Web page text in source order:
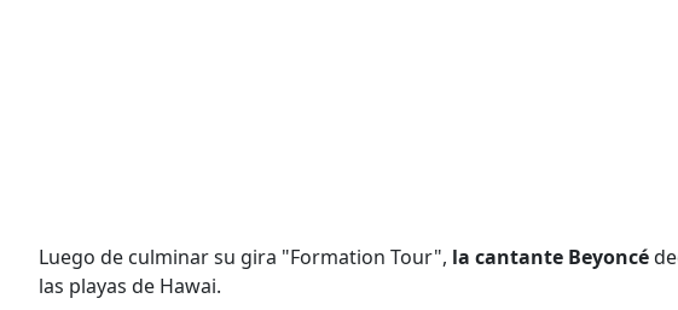
Luego de culminar su gira "Formation Tour", la cantante Beyoncé
las playas de Hawai.